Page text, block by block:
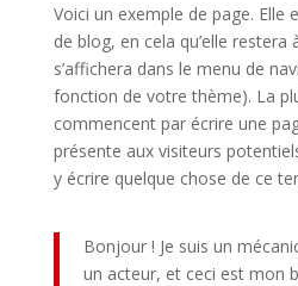
Voici un exemple de page. Elle
de blog, en cela qu’elle
s’affichera dans le menu de
fonction de votre thème). La
commencent par écrire une
présente aux visiteurs
y écrire quelque chose de ce
Bonjour ! Je suis un
un acteur, et ceci est mon